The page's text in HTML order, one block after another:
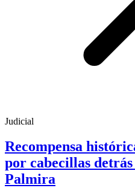
Judicial
Recompensa
por cabecillas
Palmira